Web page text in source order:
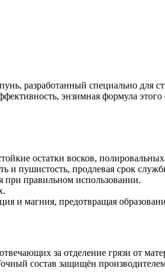
разработанный специально для
энзимная формула этого
остатки восков,
и пушистость, продлевая срок
при правильном использовании.
и магния, предотвращая
за отделение грязи от
состав защищён